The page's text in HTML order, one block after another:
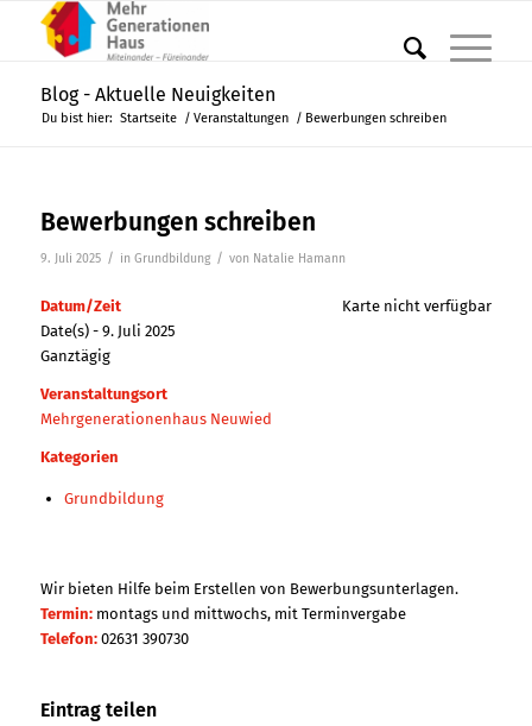
Blog - Aktuelle Neuigkeiten
Du bist hier: Startseite / Veranstaltungen / Bewerbungen schreiben
Bewerbungen schreiben
9. Juli 2025 / in Grundbildung / von Natalie Hamann
Karte nicht verfügbar
Datum/Zeit
Date(s) - 9. Juli 2025
Ganztägig
Veranstaltungsort
Mehrgenerationenhaus Neuwied
Kategorien
Grundbildung
Wir bieten Hilfe beim Erstellen von Bewerbungsunterlagen.
Termin:montags und mittwochs, mit Terminvergabe
Telefon:02631 390730
Eintrag teilen